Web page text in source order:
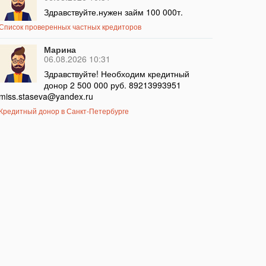
Здравствуйте.нужен займ 100 000т.
проверенных частных кредиторов
Марина
06.08.2026 10:31
Здравствуйте! Необходим кредитный
донор 2 500 000 руб. 89213993951
донор в Санкт-Петербурге